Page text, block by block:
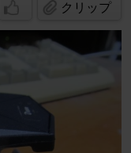
クリップ